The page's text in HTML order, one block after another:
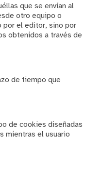
que se envían al
otro equipo o
por el editor, sino por
obtenidos a través de
de tiempo que
de cookies diseñadas
mientras el usuario